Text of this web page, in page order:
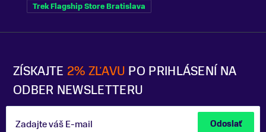
ZÍSKAJTE 2% ZĽAVU PO PRIHLÁSENÍ NA
ODBER NEWSLETTERU
Zadajte váš E-mail Odoslať
Trek Flagship Store Bratislava